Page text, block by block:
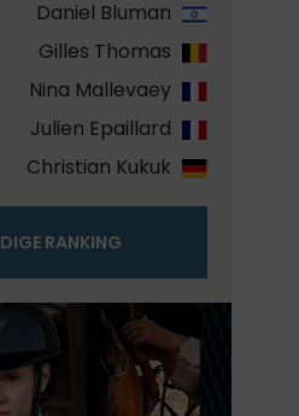
Daniel Bluman
Gilles Thomas
Nina Mallevaey
Julien Epaillard
Christian Kukuk
RANKING